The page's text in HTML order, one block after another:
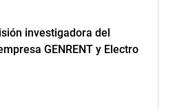
investigadora del
GENRENT y Electro